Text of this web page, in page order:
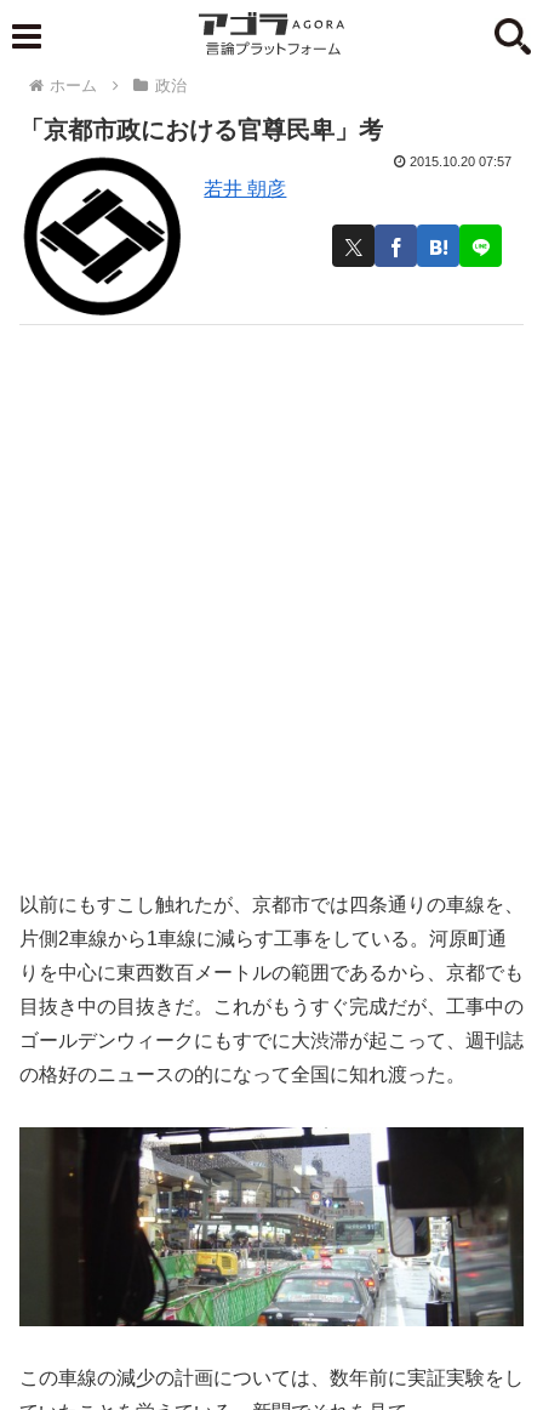
ホーム 政治
「京都市政における官尊民卑」考
若井 朝彦
2015.10.20 07:57
以前にもすこし触れたが、京都市では四条通りの車線を、
片側2車線から1車線に減らす工事をしている。河原町通
りを中心に東西数百メートルの範囲であるから、京都でも
目抜き中の目抜きだ。これがもうすぐ完成だが、工事中の
ゴールデンウィークにもすでに大渋滞が起こって、週刊誌
の格好のニュースの的になって全国に知れ渡った。
この車線の減少の計画については、数年前に実証実験をし